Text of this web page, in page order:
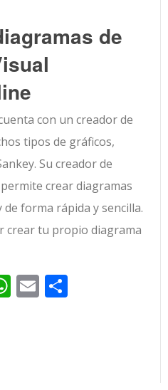
de
con un creador de
tipos de gráficos,
Su creador de
crear diagramas
forma rápida y sencilla.
crear tu propio diagrama
WhatsApp
Email